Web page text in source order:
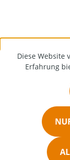
Diese Website
Erfahrung